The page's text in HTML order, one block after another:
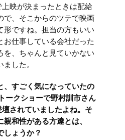
上映が決まったときは配給
で、そこからのツテで映画
形ですね。担当の方もいい
お仕事している会社だった
を、ちゃんと見ていかない
した。
、すごく気になっていたの
ークショーで野村訓市さん
されていましたよね。そ
和性がある方達とは、
しょうか？